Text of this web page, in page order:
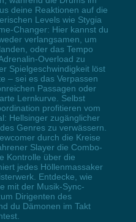
deine Reaktionen auf die
Levels wie Stygia
Changer: Hier kannst du
verlangsamen, um
oder das Tempo
Overload zu
Spielgeschwindigkeit löst
– sei es das Verpassen
Passagen oder
Lernkurve. Selbst
profitieren vom
Hellsinger zugänglicher
Genres zu verwässern.
durch die Kreise
Slayer die Combo-
Kontrolle über die
jedes Höllenmassaker
Entdecke, wie
mit der Musik-Sync-
Dirigenten des
du Dämonen im Takt